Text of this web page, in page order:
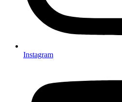
Instagram